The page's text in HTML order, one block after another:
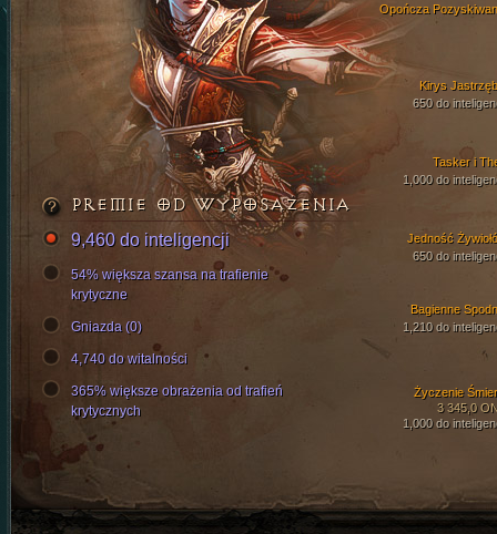
Kirys
650 do
Tasker i
1,000 do
Opończa
Bagienne
1,210 do
Życzenie
3 345,0
1,000 do
Jedność
650 do
PREMIE OD WYPOSAŻENIA
9,460 do inteligencji
54% większa szansa na trafienie
krytyczne
Gniazda (0)
4,740 do witalności
365% większe obrażenia od trafień
krytycznych